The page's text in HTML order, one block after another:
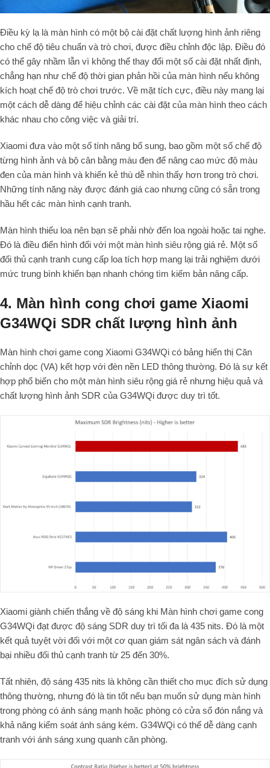
Điều kỳ lạ là màn hình có một bộ cài đặt chất lượng hình ảnh riêng
cho chế độ tiêu chuẩn và trò chơi, được điều chỉnh độc lập. Điều đó
có thể gây nhầm lẫn vì không thể thay đổi một số cài đặt nhất định,
chẳng hạn như chế độ thời gian phản hồi của màn hình nếu không
kích hoạt chế độ trò chơi trước. Về mặt tích cực, điều này mang lại
một cách dễ dàng để hiệu chỉnh các cài đặt của màn hình theo cách
khác nhau cho công việc và giải trí.
Xiaomi đưa vào một số tính năng bổ sung, bao gồm một số chế độ
từng hình ảnh và bộ cân bằng màu đen để nâng cao mức độ màu
đen của màn hình và khiến kẻ thù dễ nhìn thấy hơn trong trò chơi.
Những tính năng này được đánh giá cao nhưng cũng có sẵn trong
hầu hết các màn hình cạnh tranh.
Màn hình thiếu loa nên bạn sẽ phải nhờ đến loa ngoài hoặc tai nghe.
Đó là điều điển hình đối với một màn hình siêu rộng giá rẻ. Một số
đối thủ cạnh tranh cung cấp loa tích hợp mang lại trải nghiệm dưới
mức trung bình khiến bạn nhanh chóng tìm kiếm bản nâng cấp.
4. Màn hình cong chơi game Xiaomi
G34WQi SDR chất lượng hình ảnh
Màn hình chơi game cong Xiaomi G34WQi có bảng hiển thị Căn
chỉnh dọc (VA) kết hợp với đèn nền LED thông thường. Đó là sự kết
hợp phổ biến cho một màn hình siêu rộng giá rẻ nhưng hiệu quả và
chất lượng hình ảnh SDR của G34WQi được duy trì tốt.
Xiaomi giành chiến thắng về độ sáng khi Màn hình chơi game cong
G34WQi đạt được độ sáng SDR duy trì tối đa là 435 nits. Đó là một
kết quả tuyệt vời đối với một cơ quan giám sát ngân sách và đánh
bại nhiều đối thủ cạnh tranh từ 25 đến 30%.
Tất nhiên, độ sáng 435 nits là không cần thiết cho mục đích sử dụng
thông thường, nhưng đó là tin tốt nếu bạn muốn sử dụng màn hình
trong phòng có ánh sáng mạnh hoặc phòng có cửa sổ đón nắng và
khả năng kiểm soát ánh sáng kém. G34WQi có thể dễ dàng cạnh
tranh với ánh sáng xung quanh căn phòng.